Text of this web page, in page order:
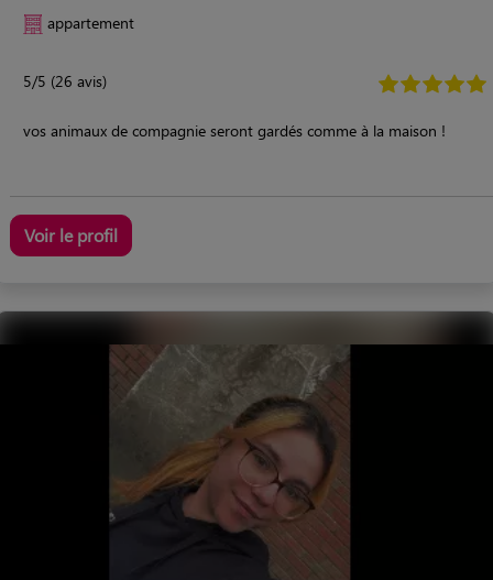
appartement
5/5 (26 avis)
vos animaux de compagnie seront gardés comme à la maison !
Voir le profil